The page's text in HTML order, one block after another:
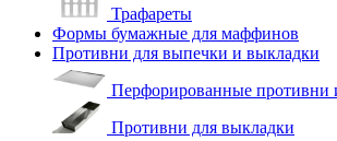
Трафареты
Формы бумажные для маффинов
Противни для выпечки и выкладки
Перфорированные противни
Противни для выкладки